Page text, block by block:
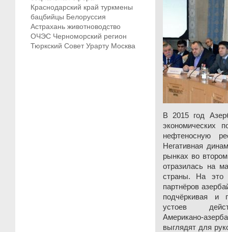
Краснодарский край туркмены
бацбийцы Белоруссия
Астрахань животноводство
ОЧЭС Черноморский регион
Тюркский Совет Урарту Москва
В 2015 год
экономических
нефтеносную
Негативная
рынках во
отразилась на
страны. На это
партнёров
подчёркивая и
устоев
Американо-
выглядят для